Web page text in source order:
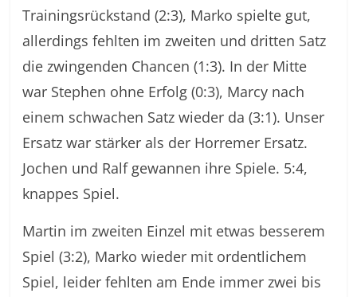
Trainingsrückstand (2:3), Marko spielte gut,
allerdings fehlten im zweiten und dritten Satz
die zwingenden Chancen (1:3). In der Mitte
war Stephen ohne Erfolg (0:3), Marcy nach
einem schwachen Satz wieder da (3:1). Unser
Ersatz war stärker als der Horremer Ersatz.
Jochen und Ralf gewannen ihre Spiele. 5:4,
knappes Spiel.
Martin im zweiten Einzel mit etwas besserem
Spiel (3:2), Marko wieder mit ordentlichem
Spiel, leider fehlten am Ende immer zwei bis